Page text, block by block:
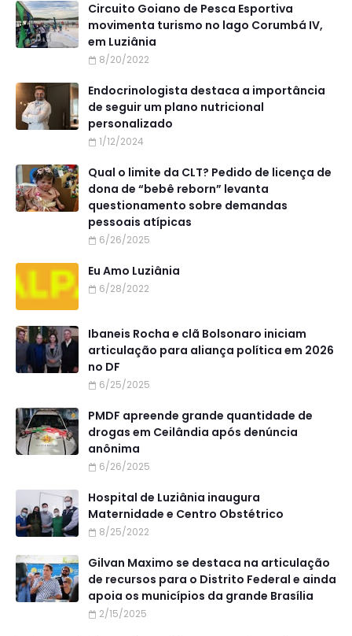
Circuito Goiano de Pesca Esportiva
movimenta turismo no lago Corumbá IV,
em Luziânia
8/20/2022
Endocrinologista destaca a importância
de seguir um plano nutricional
personalizado
1/12/2024
Qual o limite da CLT? Pedido de licença de
dona de “bebê reborn” levanta
questionamento sobre demandas
pessoais atípicas
6/26/2025
Eu Amo Luziânia
6/28/2022
Ibaneis Rocha e clã Bolsonaro iniciam
articulação para aliança política em 2026
no DF
6/25/2025
PMDF apreende grande quantidade de
drogas em Ceilândia após denúncia
anônima
6/26/2025
Hospital de Luziânia inaugura
Maternidade e Centro Obstétrico
8/25/2022
Gilvan Maximo se destaca na articulação
de recursos para o Distrito Federal e ainda
apoia os municípios da grande Brasília
2/15/2025